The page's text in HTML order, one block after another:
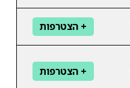
+ הצטרפות
+ הצטרפות